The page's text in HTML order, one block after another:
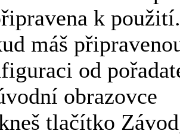
k použití.
máš
od
obrazovce
tlačítko